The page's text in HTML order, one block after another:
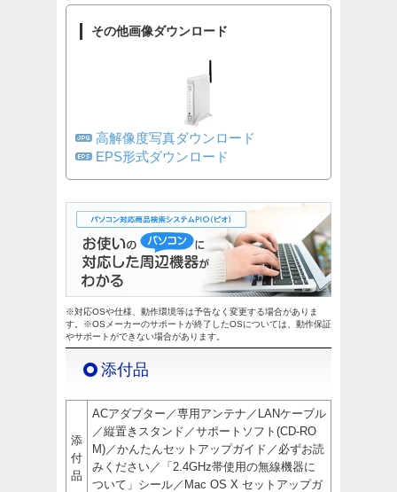
その他画像ダウンロード
高解像度写真ダウンロード
EPS形式ダウンロード
※対応OSや仕様、動作環境等は予告なく変更する場合がありま
す。※OSメーカーのサポートが終了したOSについては、動作保証
やサポートができない場合があります。
添付品
添
付
品
ACアダプター／専用アンテナ／LANケーブル
／縦置きスタンド／サポートソフト(CD-RO
M)／かんたんセットアップガイド／必ずお読
みください／「2.4GHz帯使用の無線機器に
ついて」シール／Mac OS X セットアップガ